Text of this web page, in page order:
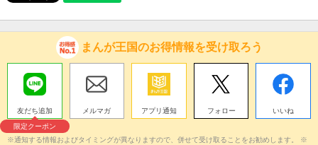
まんが王国のお得情報を受け取ろう
友だち追加
限定クーポン
メルマガ アプリ通知 フォロー いいね
※通知する情報およびタイミングが異なりますので、併せて受け取ることをお勧めします。 ※